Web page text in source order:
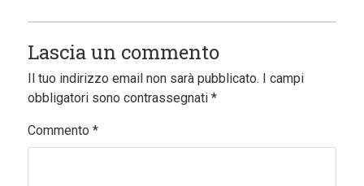
Lascia un commento
Il tuo indirizzo email non sarà pubblicato. I campi
obbligatori sono contrassegnati *
Commento *